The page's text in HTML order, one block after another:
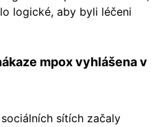
logické, aby byli léčeni
mpox vyhlášena v
sítích začaly